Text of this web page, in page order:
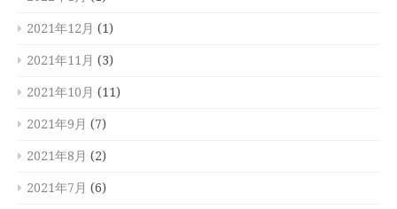
2021年12月 (1)
2021年11月 (3)
2021年10月 (11)
2021年9月 (7)
2021年8月 (2)
2021年7月 (6)